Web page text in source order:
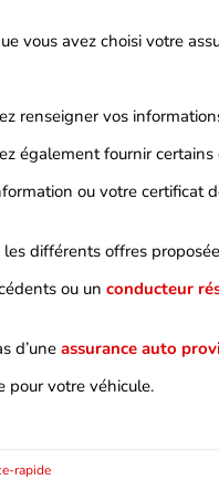
vous avez choisi votre
renseigner vos
également fournir
ou votre certificat
les différents offres
ou un conducteur
d’une assurance auto
pour votre véhicule.
rapide